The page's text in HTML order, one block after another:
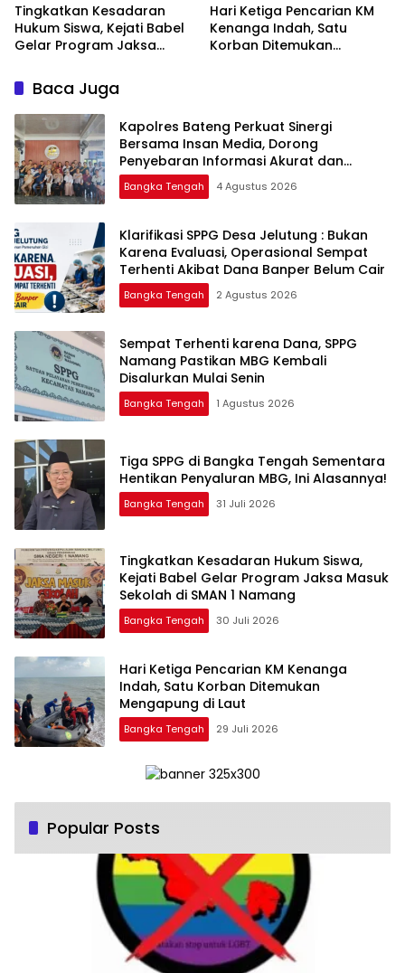
Tingkatkan Kesadaran
Hukum Siswa, Kejati Babel
Gelar Program Jaksa
Namang
Hari Ketiga Pencarian KM
Kenanga Indah, Satu
Korban Ditemukan
Baca Juga
‎Kapolres Bateng Perkuat Sinergi
Bersama Insan Media, Dorong
Penyebaran Informasi Akurat dan
Layanan Polri 110
Bangka Tengah 4 Agustus 2026
‎Klarifikasi SPPG Desa Jelutung : Bukan
Karena Evaluasi, Operasional Sempat
Terhenti Akibat Dana Banper Belum Cair
Bangka Tengah 2 Agustus 2026
‎Sempat Terhenti karena Dana, SPPG
Namang Pastikan MBG Kembali
Disalurkan Mulai Senin
Bangka Tengah 1 Agustus 2026
‎Tiga SPPG di Bangka Tengah Sementara
Bangka Tengah 31 Juli 2026
Tingkatkan Kesadaran Hukum Siswa,
Kejati Babel Gelar Program Jaksa Masuk
Sekolah di SMAN 1 Namang
Bangka Tengah 30 Juli 2026
Hari Ketiga Pencarian KM Kenanga
Indah, Satu Korban Ditemukan
Mengapung di Laut
Bangka Tengah 29 Juli 2026
Popular Posts